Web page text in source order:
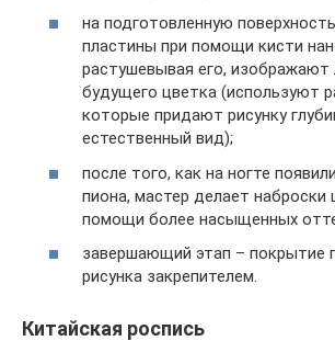
на подготовленную
пластины при помощи кисти
растушевывая его, изображают
будущего цветка (используют
которые придают рисунку
естественный вид);
после того, как на ногте
пиона, мастер делает наброски
помощи более насыщенных
завершающий этап – покрытие
рисунка закрепителем.
Китайская роспись